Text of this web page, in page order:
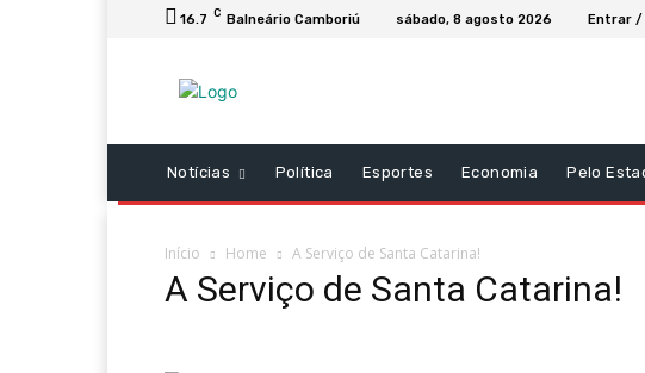
16.7 C Balneário Camboriú sábado, 8 agosto 2026 Entrar /
Notícias Política Esportes Economia Pelo
Início Home A Serviço de Santa Catarina!
A Serviço de Santa Catarina!